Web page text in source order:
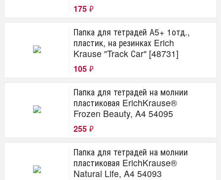
175 ₽
Папка для тетрадей А5+ 1отд.,
пластик, на резинках Erich
Krause "Track Сar" [48731]
105 ₽
Папка для тетрадей на молнии
пластиковая ErichKrause®
Frozen Beauty, A4 54095
255 ₽
Папка для тетрадей на молнии
пластиковая ErichKrause®
Natural Life, A4 54093